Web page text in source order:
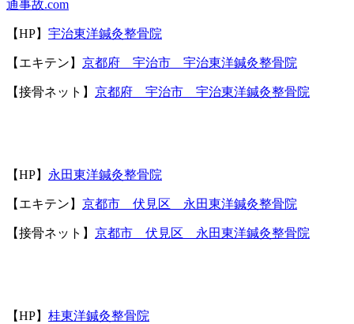
通事故.com
【HP】 宇治東洋鍼灸整骨院
【エキテン】 京都府 宇治市 宇治東洋鍼灸整骨院
【接骨ネット】 京都府 宇治市 宇治東洋鍼灸整骨院
【HP】 永田東洋鍼灸整骨院
【エキテン】 京都市 伏見区 永田東洋鍼灸整骨院
【接骨ネット】 京都市 伏見区 永田東洋鍼灸整骨院
【HP】 桂東洋鍼灸整骨院